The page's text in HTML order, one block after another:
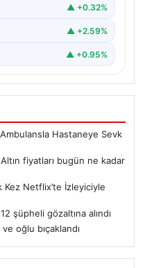
▲ +0.32%
▲ +2.59%
▲ +0.95%
Hastaneye Sevk
fiyatları bugün ne kadar
Kez Netflix’te İzleyiciyle
şüpheli gözaltına alındı
oğlu bıçaklandı